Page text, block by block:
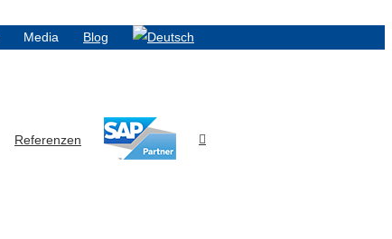
Media Blog
Referenzen